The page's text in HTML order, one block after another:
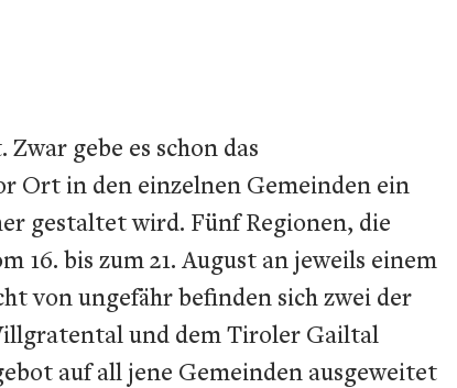
gebe es schon das
Ort in den einzelnen Gemeinden ein
gestaltet wird. Fünf Regionen, die
16. bis zum 21. August an jeweils einem
von ungefähr befinden sich zwei der
und dem Tiroler Gailtal
auf all jene Gemeinden ausgeweitet